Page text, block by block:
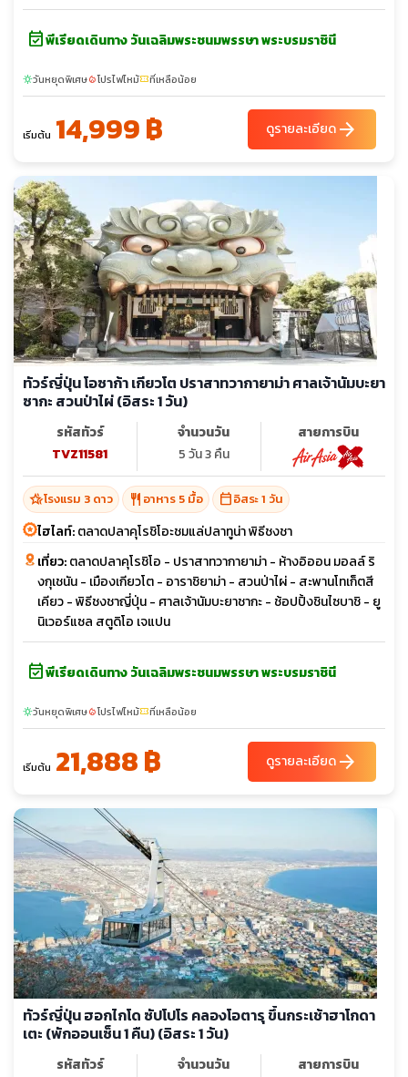
event_availableพีเรียดเดินทาง วันเฉลิมพระชนมพรรษา พระบรมราชินี
sunnyวันหยุดพิเศษlocal_fire_departmentโปรไฟไหม้confirmation_numberที่เหลือน้อย
เริ่มต้น 14,999 ฿ ดูรายละเอียดarrow_forward
ทัวร์ญี่ปุ่น โอซาก้า เกียวโต ปราสาทวากายาม่า ศาลเจ้านัมบะยา
ซากะ สวนป่าไผ่ (อิสระ 1 วัน)
รหัสทัวร์
TVZ11581
จำนวนวัน
5 วัน 3 คืน
สายการบิน
hotel_classโรงแรม 3 ดาว restaurant อาหาร 5 มื้อ calendar_todayอิสระ 1 วัน
ไฮไลท์:ตลาดปลาคุโรชิโอะชมแล่ปลาทูน่า พิธีชงชา
เที่ยว:ตลาดปลาคุโรชิโอ - ปราสาทวากายาม่า - ห้างอิออน มอลล์ ริ
งกุเชนัน - เมืองเกียวโต - อาราชิยาม่า - สวนป่าไผ่ - สะพานโทเก็ตสี
เคียว - พิธีชงชาญี่ปุ่น - ศาลเจ้านัมบะยาชากะ - ช้อปปิ้งชินไซบาชิ - ยู
นิเวอร์แซล สตูดิโอ เจแปน
event_availableพีเรียดเดินทาง วันเฉลิมพระชนมพรรษา พระบรมราชินี
sunnyวันหยุดพิเศษlocal_fire_departmentโปรไฟไหม้confirmation_numberที่เหลือน้อย
เริ่มต้น 21,888 ฿ ดูรายละเอียดarrow_forward
ทัวร์ญี่ปุ่น ฮอกไกโด ซัปโปโร คลองโอตารุ ขึ้นกระเช้าฮาโกดา
เตะ (พักออนเซ็น 1 คืน) (อิสระ 1 วัน)
รหัสทัวร์
จำนวนวัน
สายการบิน